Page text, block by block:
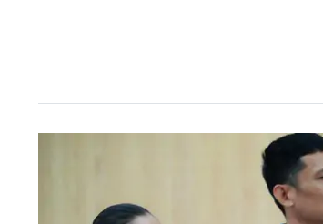
Thế giới
ĐA CHIỀU